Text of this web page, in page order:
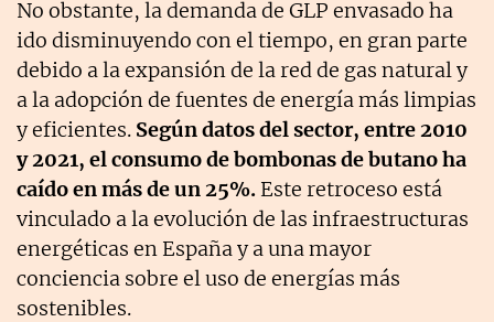
No obstante, la demanda de GLP envasado ha
ido disminuyendo con el tiempo, en gran parte
debido a la expansión de la red de gas natural y
a la adopción de fuentes de energía más limpias
y eficientes. Según datos del sector, entre 2010
y 2021, el consumo de bombonas de butano ha
caído en más de un 25%. Este retroceso está
vinculado a la evolución de las infraestructuras
energéticas en España y a una mayor
conciencia sobre el uso de energías más
sostenibles.